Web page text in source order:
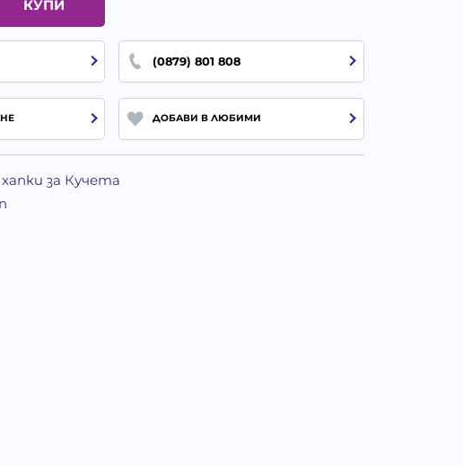
КУПИ
(0879) 801 808
ДОБАВИ В ЛЮБИМИ
за Кучета